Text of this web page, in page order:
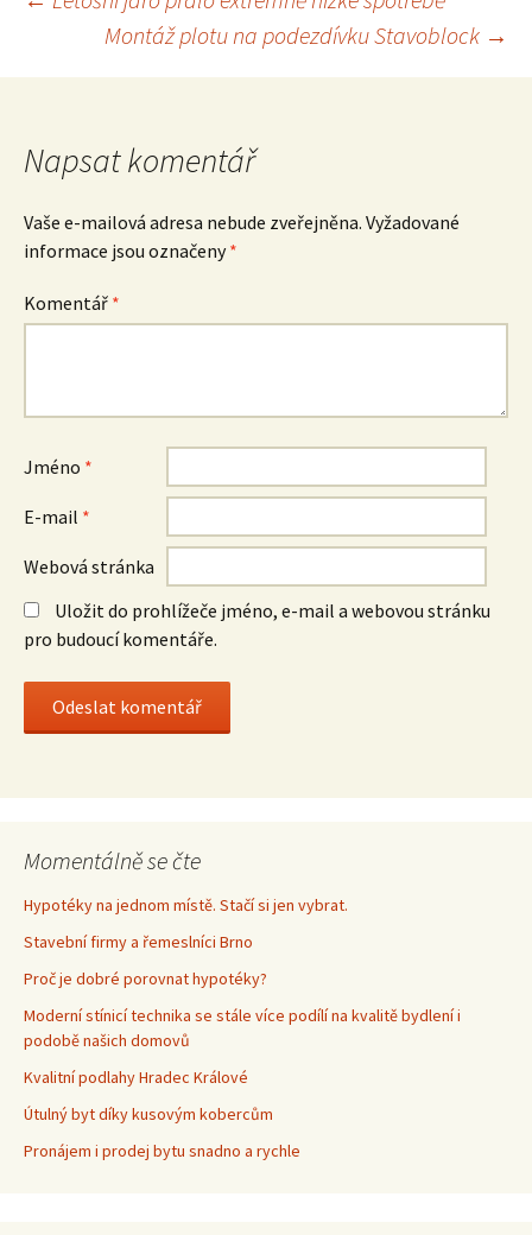
Navigace
pro
příspěvky
Montáž plotu na podezdívku Stavoblock →
Napsat komentář
Vaše e-mailová adresa nebude zveřejněna. Vyžadované
informace jsou označeny*
Komentář *
Jméno *
E-mail *
Webová stránka
Uložit do prohlížeče jméno, e-mail a webovou stránku
pro budoucí komentáře.
Momentálně se čte
Hypotéky na jednom místě. Stačí si jen vybrat.
Stavební firmy a řemeslníci Brno
Proč je dobré porovnat hypotéky?
Moderní stínicí technika se stále více podílí na kvalitě bydlení i
podobě našich domovů
Kvalitní podlahy Hradec Králové
Útulný byt díky kusovým kobercům
Pronájem i prodej bytu snadno a rychle